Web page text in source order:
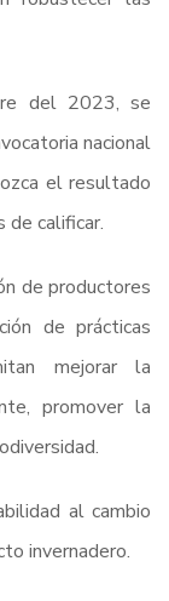
del 2023, se
nacional
el resultado
de calificar.
de productores
de prácticas
mejorar la
promover la
al cambio
invernadero.